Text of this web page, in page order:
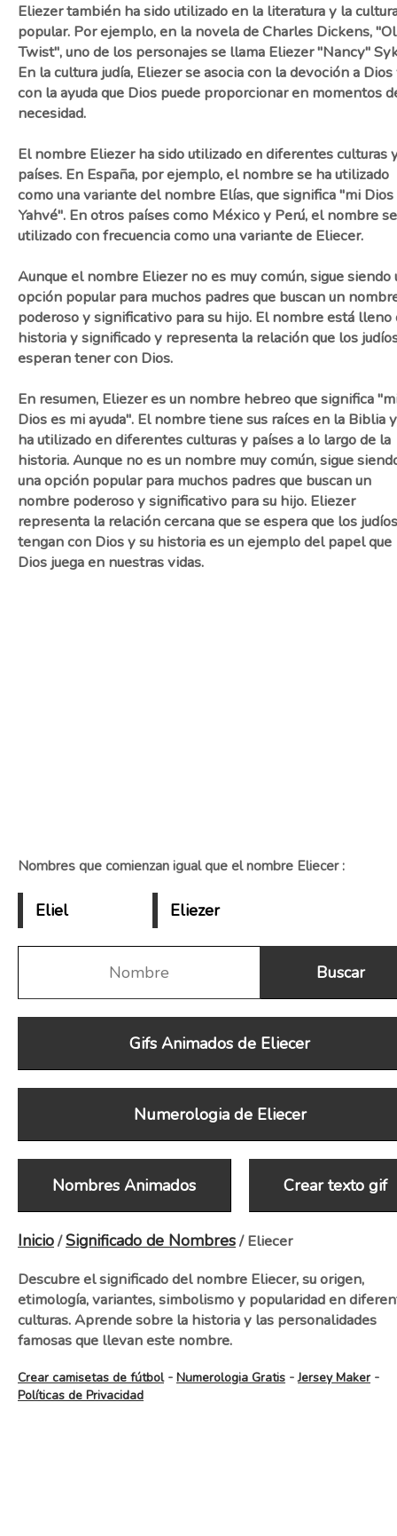
Eliezer también ha sido utilizado en la literatura y la
popular. Por ejemplo, en la novela de Charles Dickens,
Twist", uno de los personajes se llama Eliezer "Nancy"
En la cultura judía, Eliezer se asocia con la devoción a Dios
con la ayuda que Dios puede proporcionar en momentos
necesidad.
El nombre Eliezer ha sido utilizado en diferentes culturas
países. En España, por ejemplo, el nombre se ha utilizado
como una variante del nombre Elías, que significa "mi Dios
Yahvé". En otros países como México y Perú, el nombre
utilizado con frecuencia como una variante de Eliecer.
Aunque el nombre Eliezer no es muy común, sigue siendo
opción popular para muchos padres que buscan un
poderoso y significativo para su hijo. El nombre está lleno
historia y significado y representa la relación que los
esperan tener con Dios.
En resumen, Eliezer es un nombre hebreo que significa
Dios es mi ayuda". El nombre tiene sus raíces en la Biblia
ha utilizado en diferentes culturas y países a lo largo de la
historia. Aunque no es un nombre muy común, sigue
una opción popular para muchos padres que buscan un
nombre poderoso y significativo para su hijo. Eliezer
representa la relación cercana que se espera que los judíos
tengan con Dios y su historia es un ejemplo del papel que
Dios juega en nuestras vidas.
Nombres que comienzan igual que el nombre Eliecer :
Eliel Eliezer
Gifs Animados de Eliecer
Numerologia de Eliecer
Nombres Animados Crear texto gif
Inicio/Significado de Nombres/ Eliecer
Descubre el significado del nombre Eliecer, su origen,
etimología, variantes, simbolismo y popularidad en
culturas. Aprende sobre la historia y las personalidades
famosas que llevan este nombre.
Crear camisetas de fútbol- Numerologia Gratis -Jersey Maker-
Políticas de Privacidad